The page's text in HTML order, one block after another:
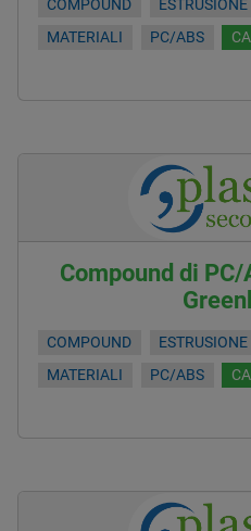
COMPOUND
MATERIALI
PC/ABS
Compound di
COMPOUND
MATERIALI
PC/ABS